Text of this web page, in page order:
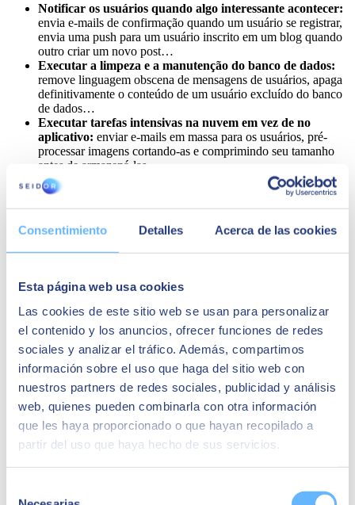
Consentimiento Detalles Acerca de las cookies
Esta página web usa cookies
Las cookies de este sitio web se usan para personalizar
el contenido y los anuncios, ofrecer funciones de redes
sociales y analizar el tráfico. Además, compartimos
información sobre el uso que haga del sitio web con
nuestros partners de redes sociales, publicidad y análisis
web, quienes pueden combinarla con otra información
que les haya proporcionado o que hayan recopilado a
partir del uso que haya hecho de sus servicios.
Notificar os usuários quando algo interessante acontecer:
envia e-mails de confirmação quando um usuário se registrar,
envia uma push para um usuário inscrito em um blog quando
outro criar um novo post…
Executar a limpeza e a manutenção do banco de dados:
remove linguagem obscena de mensagens de usuários, apaga
definitivamente o conteúdo de um usuário excluído do banco
de dados…
Executar tarefas intensivas na nuvem em vez de no
aplicativo: enviar e-mails em massa para os usuários, pré-
processar imagens cortando-as e comprimindo seu tamanho
antes de armazená-las…
Realizar integrações com API e serviços de terceiros:
processa pagamentos, traduz com Google Translate, usa
LinkedIn ou Instagram como provedor de autenticação…
Este módulo é suportado para iOS, Android, Web, C++ e
Unity.